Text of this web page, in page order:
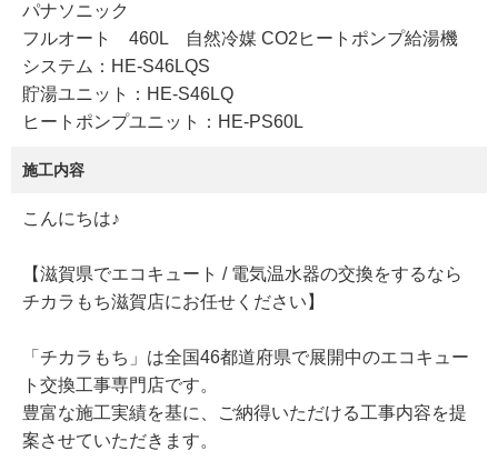
パナソニック
フルオート 460L 自然冷媒 CO2ヒートポンプ給湯機
システム：HE-S46LQS
貯湯ユニット：HE-S46LQ
ヒートポンプユニット：HE-PS60L
施工内容
こんにちは♪
【滋賀県でエコキュート / 電気温水器の交換をするなら
チカラもち滋賀店にお任せください】
「チカラもち」は全国46都道府県で展開中のエコキュー
ト交換工事専門店です。
豊富な施工実績を基に、ご納得いただける工事内容を提
案させていただきます。